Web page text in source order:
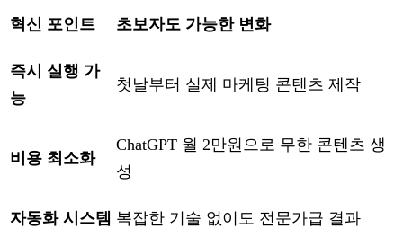
혁신 포인트 초보자도 가능한 변화
즉시 실행 가
능
첫날부터 실제 마케팅 콘텐츠 제작
비용 최소화
ChatGPT 월 2만원으로 무한 콘텐츠 생
성
자동화 시스템 복잡한 기술 없이도 전문가급 결과